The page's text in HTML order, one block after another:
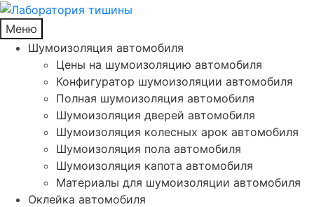
Меню
Шумоизоляция автомобиля
Цены на шумоизоляцию автомобиля
Конфигуратор шумоизоляции автомобиля
Полная шумоизоляция автомобиля
Шумоизоляция дверей автомобиля
Шумоизоляция колесных арок автомобиля
Шумоизоляция пола автомобиля
Шумоизоляция капота автомобиля
Материалы для шумоизоляции автомобиля
Оклейка автомобиля